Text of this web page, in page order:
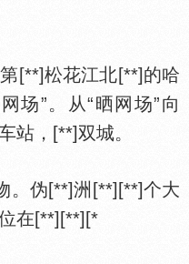
松花江北[**]的哈
场”。从“晒网场”向
站，[**]双城。
伪[**]洲[**][**]个大
在[**][**][*